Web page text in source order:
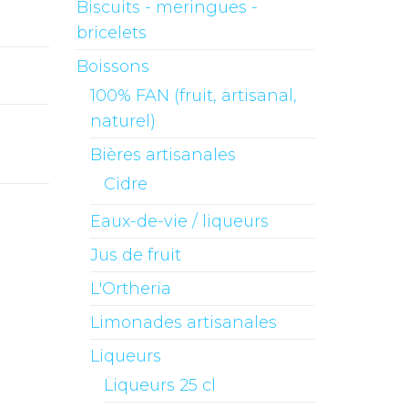
Biscuits - meringues -
bricelets
Boissons
100% FAN (fruit, artisanal,
naturel)
Bières artisanales
Cidre
Eaux-de-vie / liqueurs
Jus de fruit
L'Ortheria
Limonades artisanales
Liqueurs
Liqueurs 25 cl